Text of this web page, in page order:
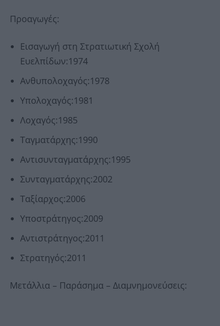
Προαγωγές:
Εισαγωγή στη Στρατιωτική Σχολή
Ευελπίδων:1974
Ανθυπολοχαγός:1978
Υπολοχαγός:1981
Λοχαγός:1985
Ταγματάρχης:1990
Αντισυνταγματάρχης:1995
Συνταγματάρχης:2002
Ταξίαρχος:2006
Υποστράτηγος:2009
Αντιστράτηγος:2011
Στρατηγός:2011
Μετάλλια – Παράσημα – Διαμνημονεύσεις: